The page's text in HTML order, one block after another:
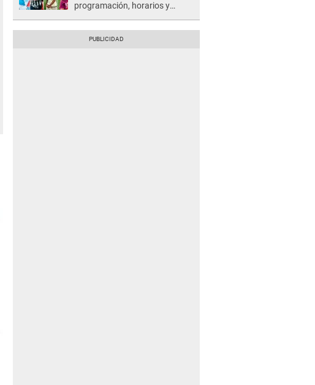
programación, horarios y